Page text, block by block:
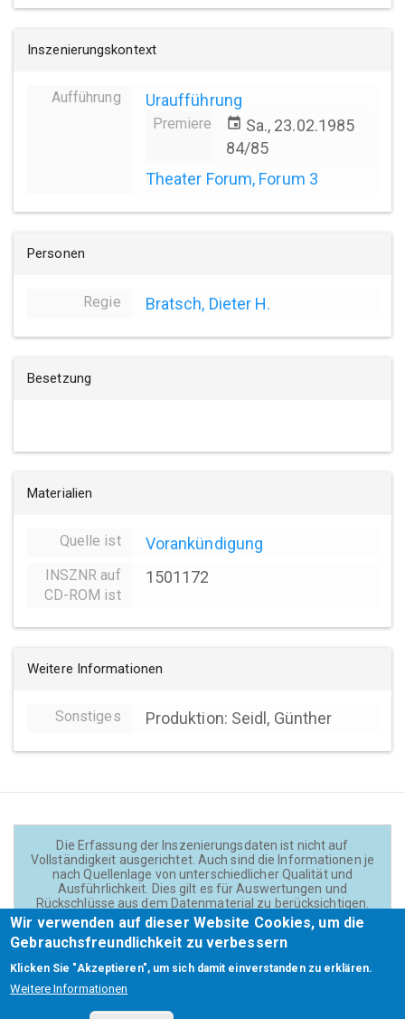
Inszenierungskontext
Aufführung Uraufführung
Premiere event Sa., 23.02.1985
84/85
Theater Forum, Forum 3
Personen
Regie Bratsch, Dieter H.
Besetzung
Materialien
Quelle ist Vorankündigung
INSZNR auf
CD-ROM ist
1501172
Weitere Informationen
Sonstiges Produktion: Seidl, Günther
Die Erfassung der Inszenierungsdaten ist nicht auf
Vollständigkeit ausgerichtet. Auch sind die Informationen je
nach Quellenlage von unterschiedlicher Qualität und
Ausführlichkeit. Dies gilt es für Auswertungen und
Rückschlüsse aus dem Datenmaterial zu berücksichtigen.
Daten und Texte auf der Website sind - wenn nicht anders
angegeben - lizensiert unterCC BY 4.0(Creator:
Theadok.at).
Wir verwenden auf dieser Website Cookies, um die
Gebrauchsfreundlichkeit zu verbessern
Klicken Sie "Akzeptieren", um sich damit einverstanden zu erklären.
Weitere Informationen